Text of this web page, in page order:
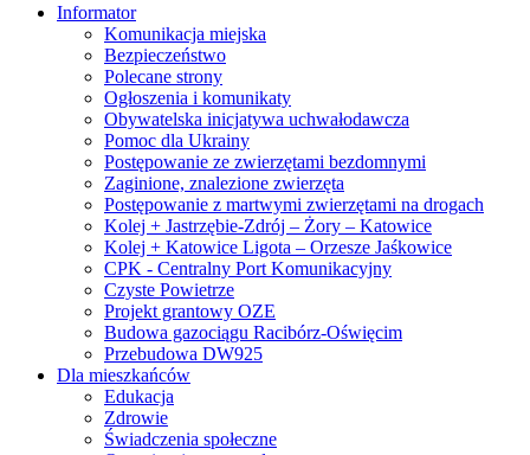
Informator
Komunikacja miejska
Bezpieczeństwo
Polecane strony
Ogłoszenia i komunikaty
Obywatelska inicjatywa uchwałodawcza
Pomoc dla Ukrainy
Postępowanie ze zwierzętami bezdomnymi
Zaginione, znalezione zwierzęta
Postępowanie z martwymi zwierzętami na drogach
Kolej + Jastrzębie-Zdrój – Żory – Katowice
Kolej + Katowice Ligota – Orzesze Jaśkowice
CPK - Centralny Port Komunikacyjny
Czyste Powietrze
Projekt grantowy OZE
Budowa gazociągu Racibórz-Oświęcim
Przebudowa DW925
Dla mieszkańców
Edukacja
Zdrowie
Świadczenia społeczne